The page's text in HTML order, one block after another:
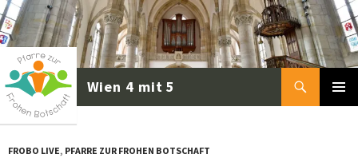
Zum
Inhalt
springen
Suchen
FROBO LIVE, PFARRE ZUR FROHEN BOTSCHAFT